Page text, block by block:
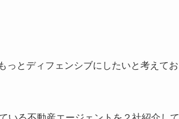
っとディフェンシブにしたいと考えて